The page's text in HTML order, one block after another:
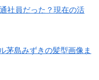
社員だった？現在の活
茅島みずきの髪型画像ま